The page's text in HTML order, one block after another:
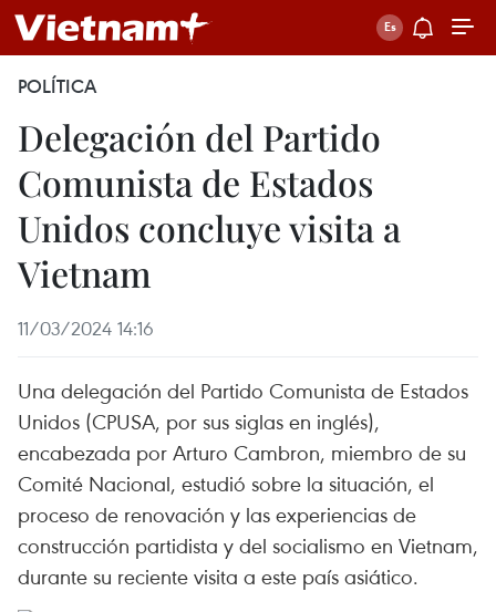
POLÍTICA
Delegación del Partido
Comunista de Estados
Unidos concluye visita a
Vietnam
11/03/2024 14:16
Una delegación del Partido Comunista de Estados
Unidos (CPUSA, por sus siglas en inglés),
encabezada por Arturo Cambron, miembro de su
Comité Nacional, estudió sobre la situación, el
proceso de renovación y las experiencias de
construcción partidista y del socialismo en Vietnam,
durante su reciente visita a este país asiático.